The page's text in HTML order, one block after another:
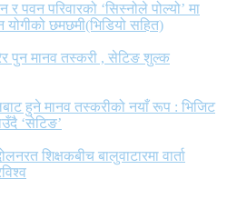
र पवन परिवारको ‘सिस्नोले पोल्यो’ मा
योगीको छमछमी(भिडियो सहित)
पुन मानव तस्करी , सेटिङ शुल्क
हुने मानव तस्करीको नयाँ रूप : भिजिट
‘सेटिङ’
शिक्षकबीच बालुवाटारमा वार्ता
विश्व